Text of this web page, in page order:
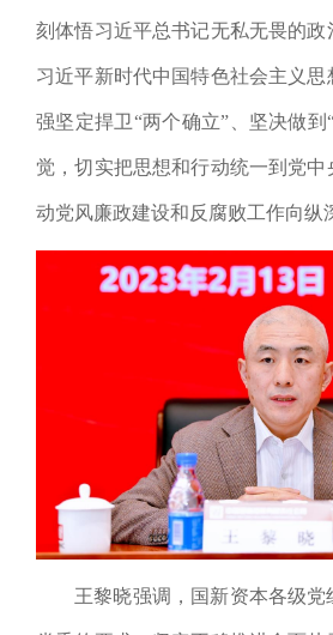
刻体悟习近平总书记无私无畏的政
习近平新时代中国特色社会主义
强坚定捍卫“两个确立”、坚决做到
觉，切实把思想和行动统一到党中
动党风廉政建设和反腐败工作向纵
王黎晓强调，国新资本各级党